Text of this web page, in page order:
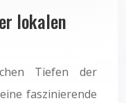
lokalen
Tiefen der
faszinierende